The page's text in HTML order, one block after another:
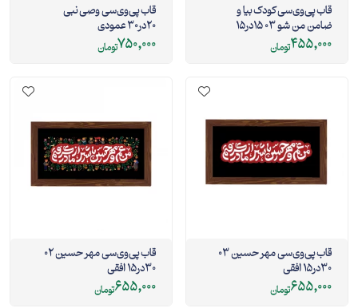
قاب پی‌وی‌سی کودک بیا و
ضامن من شو 03 15در15
مربع
455,000تومان
قاب پی‌وی‌سی وصی نبی
20در30 عمودی
750,000تومان
قاب پی‌وی‌سی مهر حسین 03
30در15 افقی
655,000تومان
قاب پی‌وی‌سی مهر حسین 02
30در15 افقی
655,000تومان